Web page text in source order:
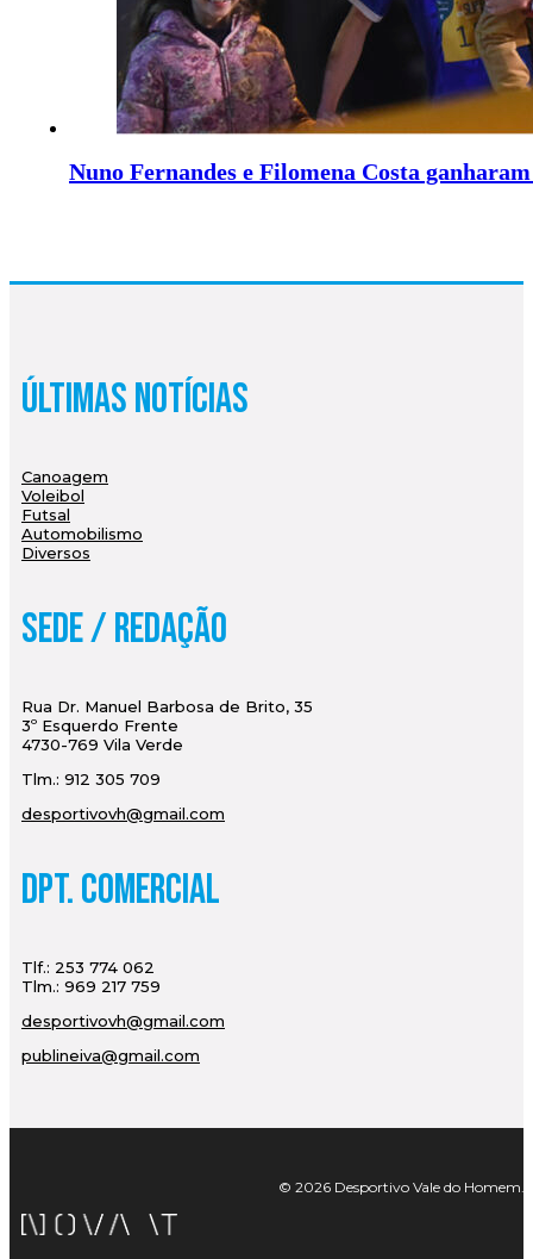
Nuno Fernandes e Filomena Costa
Últimas Notícias
Canoagem
Voleibol
Futsal
Automobilismo
Diversos
Sede / Redação
Rua Dr. Manuel Barbosa de Brito, 35
3º Esquerdo Frente
4730-769 Vila Verde
Tlm.: 912 305 709
desportivovh@gmail.com
Dpt. Comercial
Tlf.: 253 774 062
Tlm.: 969 217 759
desportivovh@gmail.com
publineiva@gmail.com
© 2026 Desportivo Vale do Homem.